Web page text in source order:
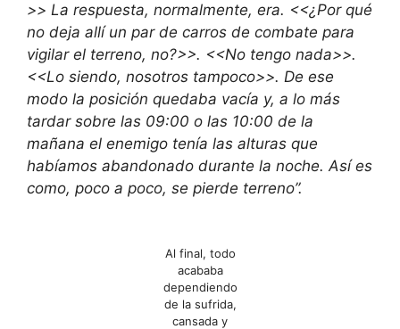
>> La respuesta, normalmente, era. <<¿Por qué
no deja allí un par de carros de combate para
vigilar el terreno, no?>>. <<No tengo nada>>.
<<Lo siendo, nosotros tampoco>>. De ese
modo la posición quedaba vacía y, a lo más
tardar sobre las 09:00 o las 10:00 de la
mañana el enemigo tenía las alturas que
habíamos abandonado durante la noche. Así es
como, poco a poco, se pierde terreno”.
Al final, todo
acababa
dependiendo
de la sufrida,
cansada y